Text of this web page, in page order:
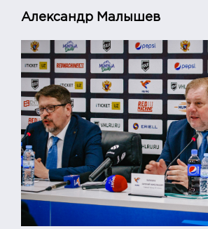
Александр Малышев